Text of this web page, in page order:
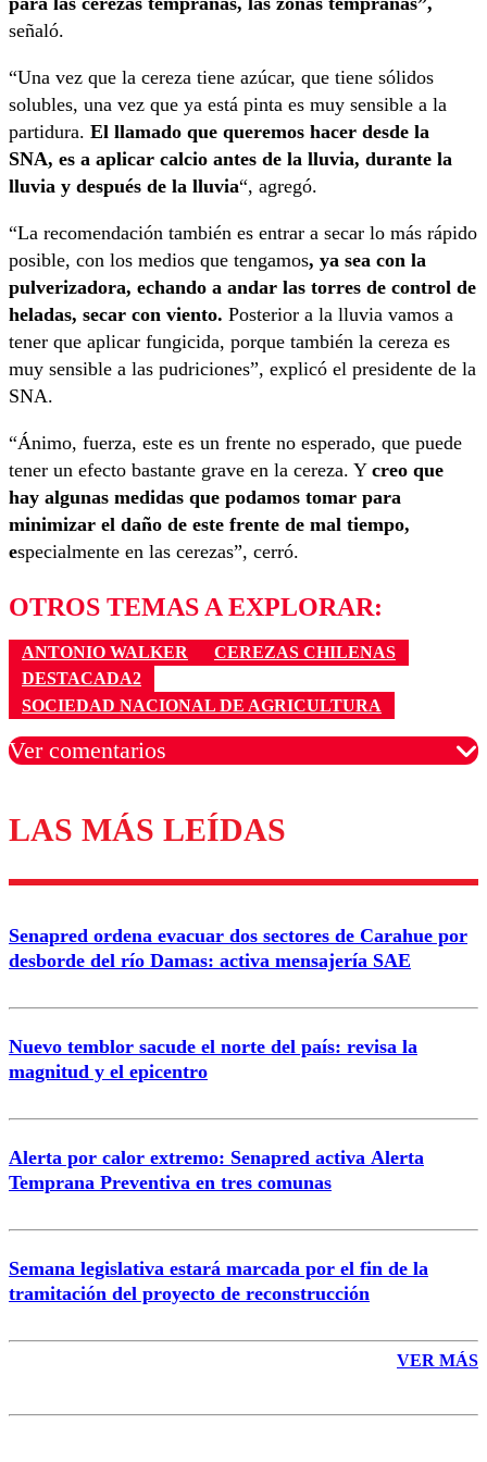
señaló.
“Una vez que la cereza tiene azúcar, que tiene sólidos
solubles, una vez que ya está pinta es muy sensible a la
partidura. El llamado que queremos hacer desde la
SNA, es a aplicar calcio antes de la lluvia, durante la
lluvia y después de la lluvia“, agregó.
“La recomendación también es entrar a secar lo más rápido
posible, con los medios que tengamos, ya sea con la
pulverizadora, echando a andar las torres de control de
heladas, secar con viento. Posterior a la lluvia vamos a
tener que aplicar fungicida, porque también la cereza es
muy sensible a las pudriciones”, explicó el presidente de la
SNA.
“Ánimo, fuerza, este es un frente no esperado, que puede
tener un efecto bastante grave en la cereza. Y creo que
hay algunas medidas que podamos tomar para
minimizar el daño de este frente de mal tiempo,
especialmente en las cerezas”, cerró.
OTROS TEMAS A EXPLORAR:
ANTONIO WALKER
CEREZAS CHILENAS
DESTACADA2
SOCIEDAD NACIONAL DE AGRICULTURA
Ver comentarios
Los comentarios son moderados para garantizar un
diálogo respetuoso.
Nombre
Correo
LAS MÁS LEÍDAS
Senapred ordena evacuar dos sectores de Carahue por
desborde del río Damas: activa mensajería SAE
Nuevo temblor sacude el norte del país: revisa la
magnitud y el epicentro
Alerta por calor extremo: Senapred activa Alerta
Temprana Preventiva en tres comunas
Semana legislativa estará marcada por el fin de la
tramitación del proyecto de reconstrucción
VER MÁS